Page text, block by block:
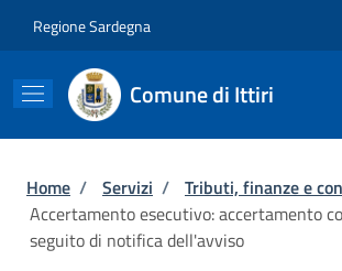
Regione Sardegna
Comune di Ittiri
Briciole di pane
Home / Servizi / Tributi, finanze e
Accertamento esecutivo: accertamento
seguito di notifica dell'avviso